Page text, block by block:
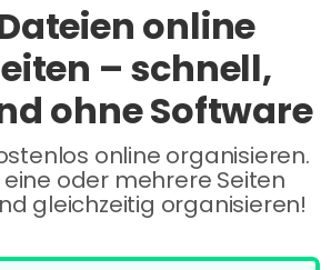
online
– schnell,
ohne Software
online organisieren.
eine oder mehrere Seiten
gleichzeitig organisieren!